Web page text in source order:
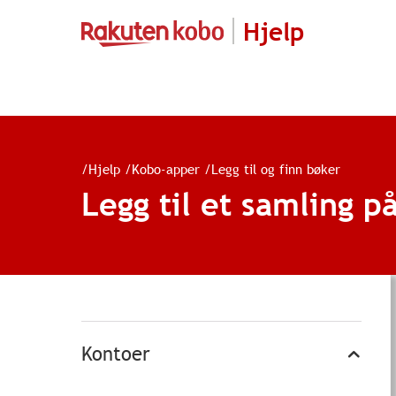
Hjelp
/Hjelp /Kobo-apper /Legg til og finn bøker
Legg til et samling
Kontoer